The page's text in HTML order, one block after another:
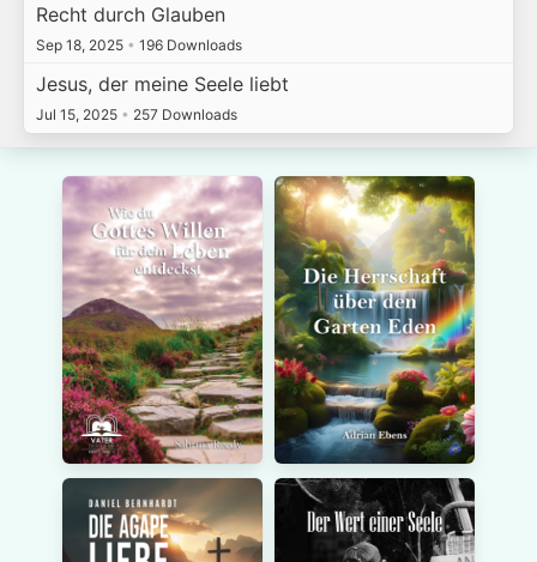
Recht durch Glauben
Sep 18, 2025 • 196 Downloads
Jesus, der meine Seele liebt
Jul 15, 2025 • 257 Downloads